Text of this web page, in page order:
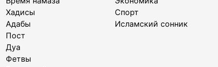
Хадисы
Адабы
Пост
Дуа
Фетвы
Спорт
Исламский сонник